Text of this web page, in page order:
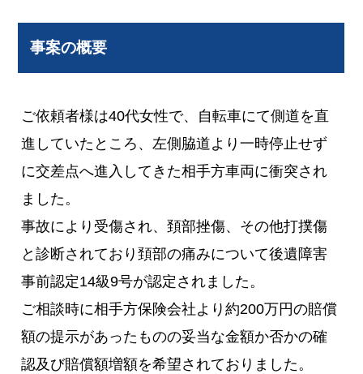
事案の概要
ご依頼者様は40代女性で、自転車にて側道を直
進していたところ、左側脇道より一時停止せず
に交差点へ進入してきた相手方車両に衝突され
ました。
事故により受傷され、頚部挫傷、その他打撲傷
と診断されており頚部の痛みについて後遺障害
事前認定14級9号が認定されました。
ご相談時に相手方保険会社より約200万円の賠償
額の提示があったものの妥当な金額か否かの確
認及び賠償額増額を希望されておりました。